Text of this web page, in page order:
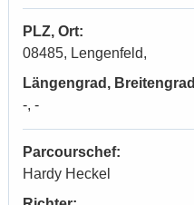
PLZ, Ort:
08485, Lengenfeld,
Längengrad, Breitengrad
-, -
Parcourschef:
Hardy Heckel